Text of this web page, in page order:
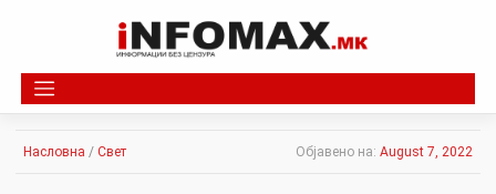
Насловна / Свет Објавено на: August 7, 2022